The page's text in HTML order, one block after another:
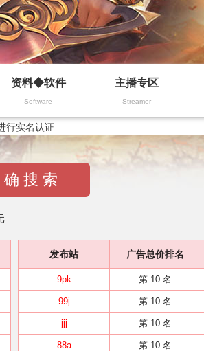
资料◆软件
Software
主播专区
Streamer
行实名认证
确 搜 索
发布站 广告总价排名
9pk 第 10 名
99j 第 10 名
jjj 第 10 名
88a 第 10 名